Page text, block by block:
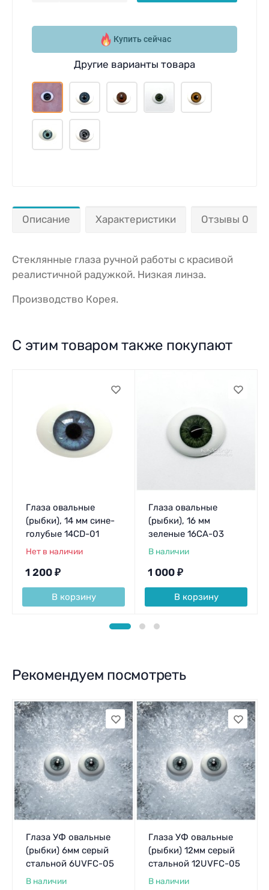
Купить сейчас
Другие варианты товара
Описание Характеристики Отзывы 0
Стеклянные глаза ручной работы с красивой
реалистичной радужкой. Низкая линза.
Производство Корея.
С этим товаром также покупают
Глаза овальные
(рыбки), 14 мм сине-
голубые 14CD-01
Нет в наличии
1 200 ₽
В корзину
Глаза овальные
(рыбки), 16 мм
зеленые 16CA-03
В наличии
1 000 ₽
В корзину
Рекомендуем посмотреть
Глаза УФ овальные
(рыбки) 6мм серый
стальной 6UVFC-05
В наличии
Глаза УФ овальные
(рыбки) 12мм серый
стальной 12UVFC-05
В наличии